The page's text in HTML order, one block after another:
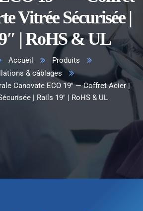
Vitrée Sécurisée |
| RoHS & UL
Accueil
Produits
& câblages
Canovate ECO 19″ — Coffret Acier |
| Rails 19″ | RoHS & UL